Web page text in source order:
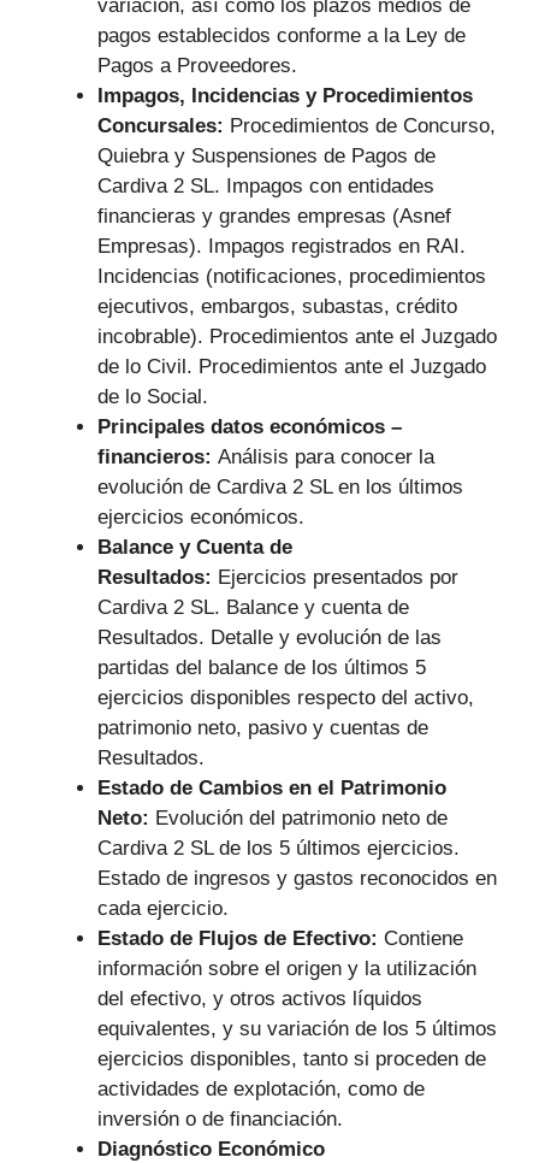
variación, así como los plazos medios de
pagos establecidos conforme a la Ley de
Pagos a Proveedores.
Impagos, Incidencias y Procedimientos
Concursales: Procedimientos de Concurso,
Quiebra y Suspensiones de Pagos de
Cardiva 2 SL. Impagos con entidades
financieras y grandes empresas (Asnef
Empresas). Impagos registrados en RAI.
Incidencias (notificaciones, procedimientos
ejecutivos, embargos, subastas, crédito
incobrable). Procedimientos ante el Juzgado
de lo Civil. Procedimientos ante el Juzgado
de lo Social.
Principales datos económicos –
financieros: Análisis para conocer la
evolución de Cardiva 2 SL en los últimos
ejercicios económicos.
Balance y Cuenta de
Resultados: Ejercicios presentados por
Cardiva 2 SL. Balance y cuenta de
Resultados. Detalle y evolución de las
partidas del balance de los últimos 5
ejercicios disponibles respecto del activo,
patrimonio neto, pasivo y cuentas de
Resultados.
Estado de Cambios en el Patrimonio
Neto: Evolución del patrimonio neto de
Cardiva 2 SL de los 5 últimos ejercicios.
Estado de ingresos y gastos reconocidos en
cada ejercicio.
Estado de Flujos de Efectivo: Contiene
información sobre el origen y la utilización
del efectivo, y otros activos líquidos
equivalentes, y su variación de los 5 últimos
ejercicios disponibles, tanto si proceden de
actividades de explotación, como de
inversión o de financiación.
Diagnóstico Económico